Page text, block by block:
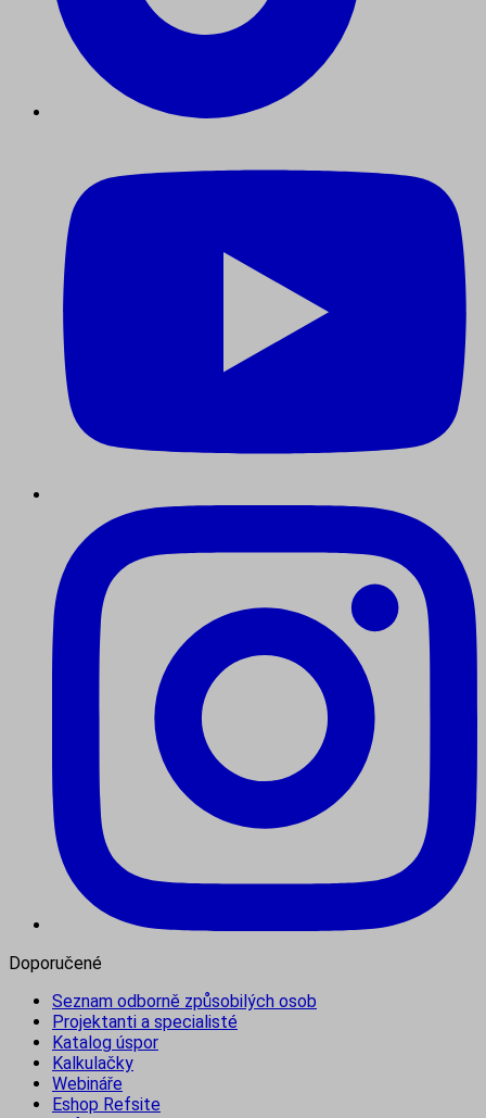
Doporučené
Seznam odborně způsobilých osob
Projektanti a specialisté
Katalog úspor
Kalkulačky
Webináře
Eshop Refsite